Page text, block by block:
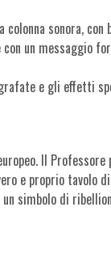
sonora,
un messaggio
e gli effetti
Il Professore
e proprio tavolo
di